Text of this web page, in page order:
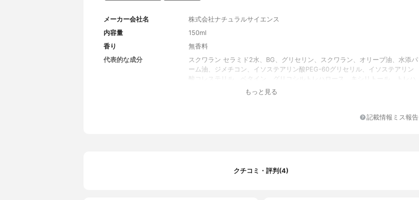
メーカー会社名
株式会社ナチュラルサイエンス
内容量
150ml
香り
無香料
代表的な成分
スクワラン セラミド2水、BG、グリセリン、スクワラン、オリーブ油、水添パ
ーム油、ジメチコン、イソステアリン酸PEG-60グリセリル、イソステアリン
酸コレステリル、ベタイン、グリコシルトレハロース、キシリトール、トレハ
ロース、ソルビトール、加水分解水添デンプン、セラミド2、セラミド3、コレ
レオニン、プロリン、PCA-Na、ポリクオタニウム-51、カルボマー、ヒアルロ
もっと見る
記載情報ミス報告
クチコミ・評判(4)